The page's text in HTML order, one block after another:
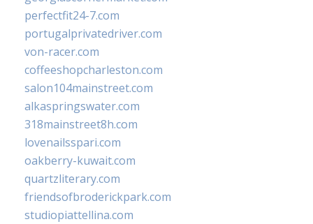
perfectfit24-7.com
portugalprivatedriver.com
von-racer.com
coffeeshopcharleston.com
salon104mainstreet.com
alkaspringswater.com
318mainstreet8h.com
lovenailsspari.com
oakberry-kuwait.com
quartzliterary.com
friendsofbroderickpark.com
studiopiattellina.com